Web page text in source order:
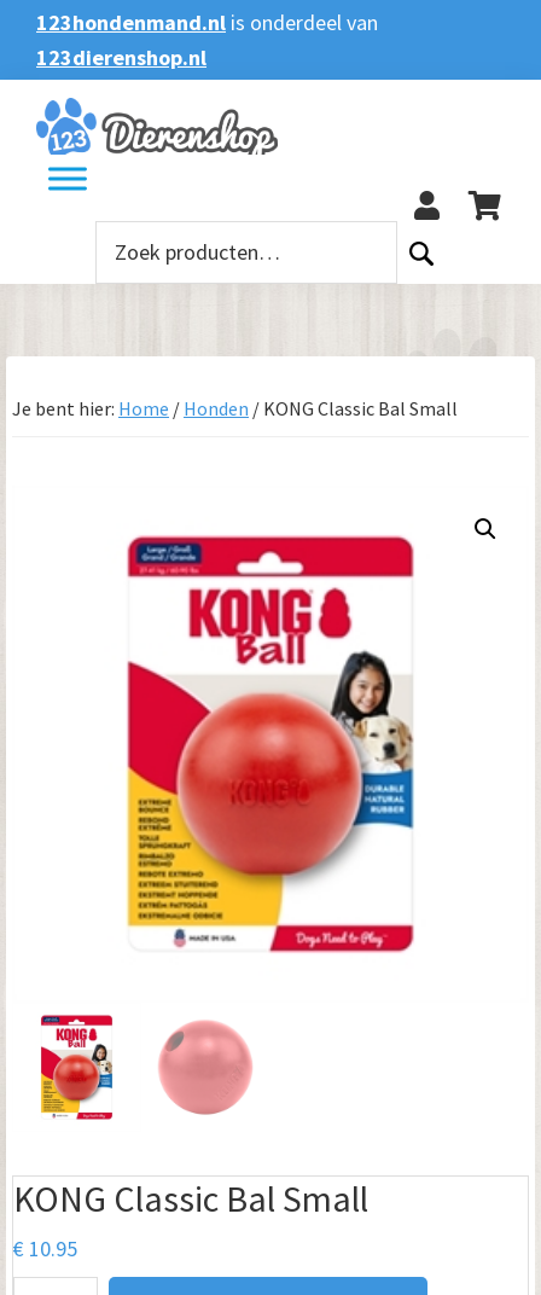
Spring
naar
de
hoofdnavigatie
Door
naar
de
hoofd
inhoud
Spring
naar
de
voettekst
123hondenmand.nl is onderdeel van
123dierenshop.nl
Zoeken
Zoeken
naar:
Je bent hier: Home / Honden / KONG Classic Bal Small
KONG Classic Bal Small
€ 10.95